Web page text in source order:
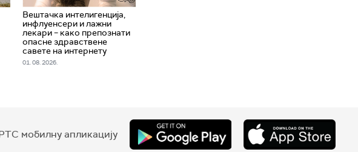
Вештачка интелигенција,
инфлуенсери и лажни
лекари – како препознати
опасне здравствене
савете на интернету
01. 08. 2026.
мобилну апликацију